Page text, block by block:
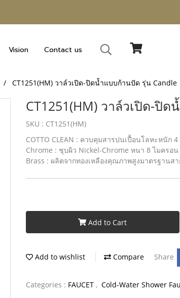
Vision Contact us
CT1251(HM) วาล์วเปิด-ปิดน้ำแบบก้านปัด รุ่น Candle
CT1251(HM) วาล์วเปิด-ปิ
SKU : CT1251(HM)
COTTO CLEAN : ควบคุมสารปนเปื้อนโลหะหนัก
Chrome : ชุบผิว Nickel-Chrome หนา 8 ไมครอ
Brass : ผลิตจากทองเหลืองคุณภาพสูงมาตรฐานส
Add to Cart
Add to wishlist Compare Share
Categories : FAUCET , Cold-Water Shower